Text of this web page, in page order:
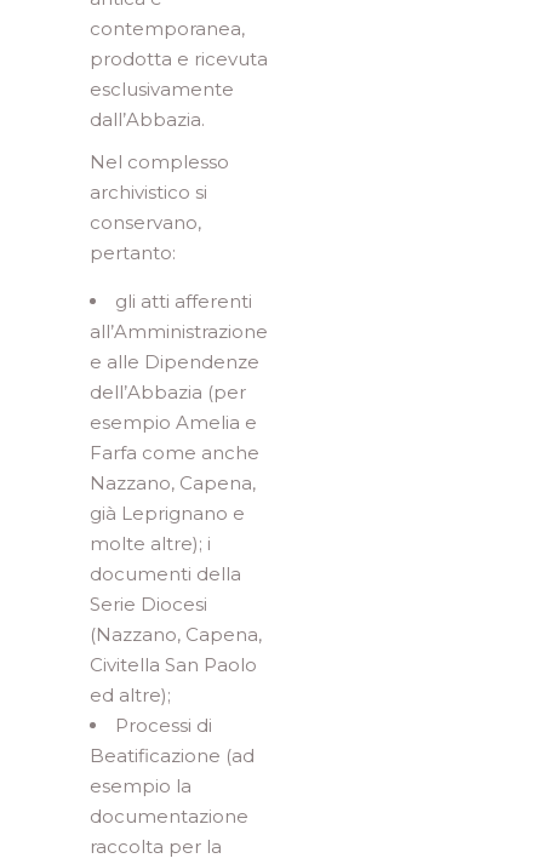
contemporanea,
prodotta e ricevuta
esclusivamente
dall’Abbazia.
Nel complesso
archivistico si
conservano,
pertanto:
gli atti afferenti
all’Amministrazione
e alle Dipendenze
dell’Abbazia (per
esempio Amelia e
Farfa come anche
Nazzano, Capena,
già Leprignano e
molte altre); i
documenti della
Serie Diocesi
(Nazzano, Capena,
Civitella San Paolo
ed altre);
Processi di
Beatificazione (ad
esempio la
documentazione
raccolta per la